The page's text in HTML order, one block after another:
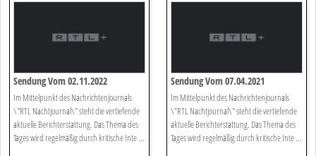
Sendung Vom 02.11.2022
Im Mittelpunkt des Nachrichtenjournals
\"RTL Nachtjournal\" steht die vertiefende
aktuelle Berichterstattung. Das Thema des
Tages wird regelmäßig durch kritische Inte ...
Sendung Vom 07.04.2021
Im Mittelpunkt des Nachrichtenjournals
\"RTL Nachtjournal\" steht die vertiefende
aktuelle Berichterstattung. Das Thema des
Tages wird regelmäßig durch kritische Inte ...